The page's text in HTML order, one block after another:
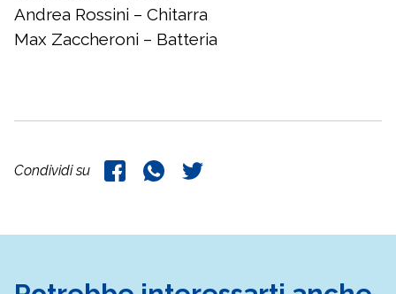
Andrea Rossini – Chitarra
Max Zaccheroni – Batteria
Condividi su